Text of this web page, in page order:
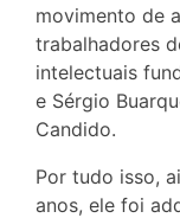
movimento de
trabalhadores
intelectuais
e Sérgio
Candido.
Por tudo isso,
anos, ele foi